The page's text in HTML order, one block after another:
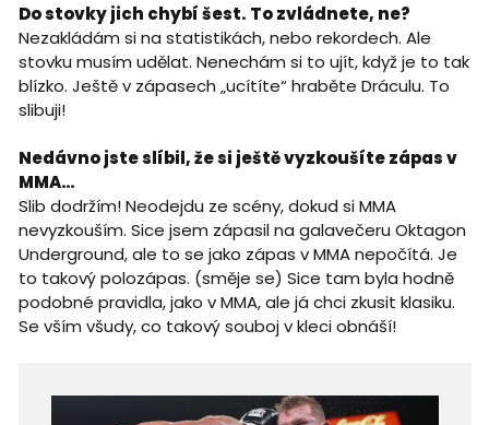
Do stovky jich chybí šest. To zvládnete, ne?
Nezakládám si na statistikách, nebo rekordech. Ale
stovku musím udělat. Nenechám si to ujít, když je to tak
blízko. Ještě v zápasech „ucítíte“ hraběte Dráculu. To
slibuji!
Nedávno jste slíbil, že si ještě vyzkoušíte zápas v
MMA…
Slib dodržím! Neodejdu ze scény, dokud si MMA
nevyzkouším. Sice jsem zápasil na galavečeru Oktagon
Underground, ale to se jako zápas v MMA nepočítá. Je
to takový polozápas. (směje se) Sice tam byla hodně
podobné pravidla, jako v MMA, ale já chci zkusit klasiku.
Se vším všudy, co takový souboj v kleci obnáší!